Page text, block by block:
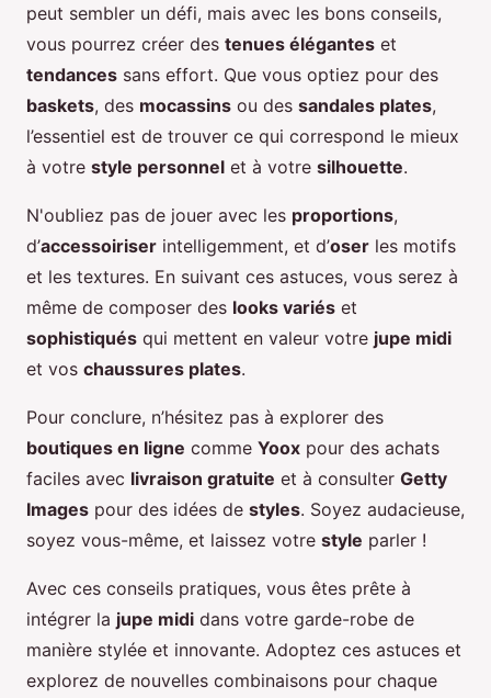
peut sembler un défi, mais avec les bons conseils,
vous pourrez créer des tenues élégantes et
tendances sans effort. Que vous optiez pour des
baskets, des mocassins ou des sandales plates,
l’essentiel est de trouver ce qui correspond le mieux
à votre style personnel et à votre silhouette.
N'oubliez pas de jouer avec les proportions,
d’accessoiriser intelligemment, et d’oser les motifs
et les textures. En suivant ces astuces, vous serez à
même de composer des looks variés et
sophistiqués qui mettent en valeur votre jupe midi
et vos chaussures plates.
Pour conclure, n’hésitez pas à explorer des
boutiques en ligne comme Yoox pour des achats
faciles avec livraison gratuite et à consulter Getty
Images pour des idées de styles. Soyez audacieuse,
soyez vous-même, et laissez votre style parler !
Avec ces conseils pratiques, vous êtes prête à
intégrer la jupe midi dans votre garde-robe de
manière stylée et innovante. Adoptez ces astuces et
explorez de nouvelles combinaisons pour chaque